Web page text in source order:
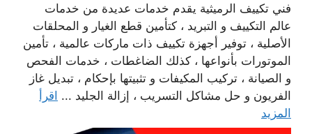
فني تكييف الرميثية يقدم خدمات عديدة من خدمات
عالم التكييف و التبريد ، كتأمين قطع الغيار و المحلقات
الأصلية ، توفير أجهزة تكييف ذات ماركات عالمية ، تأمين
الموتورات بأنواعها ، كذلك الضاغطات ، خدمات الفحص
و الصيانة ، تركيب المكيفات و تثبيتها بإحكام ، تبديل غاز
الفريون و حل مشاكل التسريب ، إزالة الجليد ... اقرأ
المزيد